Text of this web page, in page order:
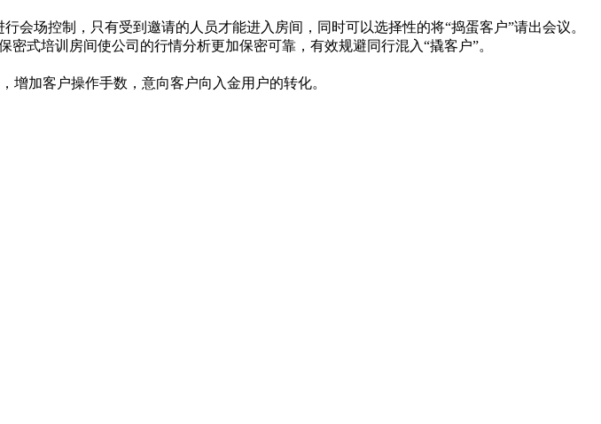
会场控制，只有受到邀请的人员才能进入房间，同时可以选择性的将“捣蛋客户”请出会议。
式培训房间使公司的行情分析更加保密可靠，有效规避同行混入“撬客户”。
加客户操作手数，意向客户向入金用户的转化。